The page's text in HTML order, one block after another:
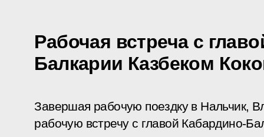
Рабочая встреча с
Балкарии Казбеком
Завершая рабочую поездку в Нальчик,
рабочую встречу с главой Кабардино-